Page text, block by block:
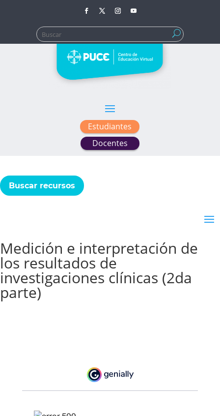
Buscar:
Estudiantes
Docentes
Buscar recursos
Medición e interpretación de
los resultados de
investigaciones clínicas (2da
parte)